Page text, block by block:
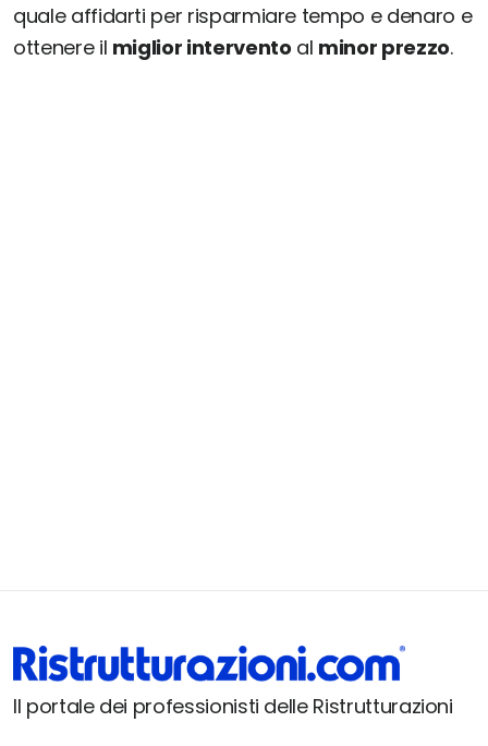
quale affidarti per risparmiare tempo e denaro e
ottenere il miglior intervento al minor prezzo.
Il portale dei professionisti delle Ristrutturazioni